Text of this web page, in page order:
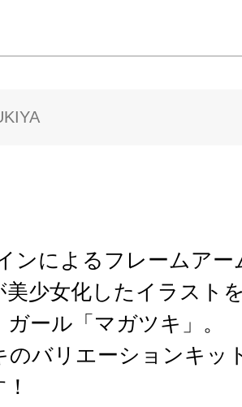
ンによるフレームア
美少女化したイラスト
ール「マガツキ」。
のバリエーションキッ